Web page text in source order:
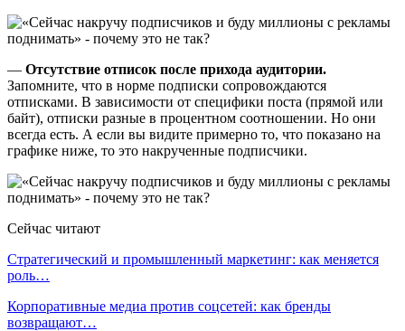
— Отсутствие отписок после прихода аудитории.
Запомните, что в норме подписки сопровождаются
отписками. В зависимости от специфики поста (прямой или
байт), отписки разные в процентном соотношении. Но они
всегда есть. А если вы видите примерно то, что показано на
графике ниже, то это накрученные подписчики.
Сейчас читают
Стратегический и промышленный маркетинг: как меняется
роль…
Корпоративные медиа против соцсетей: как бренды
возвращают…